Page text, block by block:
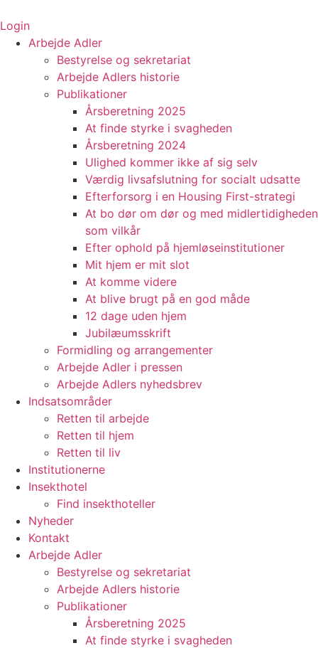
til
indhold
Login
Arbejde Adler
Bestyrelse og sekretariat
Arbejde Adlers historie
Publikationer
Årsberetning 2025
At finde styrke i svagheden
Årsberetning 2024
Ulighed kommer ikke af sig selv
Værdig livsafslutning for socialt udsatte
Efterforsorg i en Housing First-strategi
At bo dør om dør og med midlertidigheden
som vilkår
Efter ophold på hjemløseinstitutioner
Mit hjem er mit slot
At komme videre
At blive brugt på en god måde
12 dage uden hjem
Jubilæumsskrift
Formidling og arrangementer
Arbejde Adler i pressen
Arbejde Adlers nyhedsbrev
Indsatsområder
Retten til arbejde
Retten til hjem
Retten til liv
Institutionerne
Insekthotel
Find insekthoteller
Nyheder
Kontakt
Arbejde Adler
Bestyrelse og sekretariat
Arbejde Adlers historie
Publikationer
Årsberetning 2025
At finde styrke i svagheden